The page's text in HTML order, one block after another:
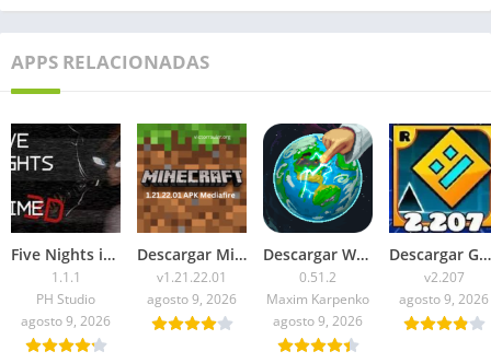
APPS RELACIONADAS
Five Nights in Anime 3D APK 2026 para Android
1.1.1
PH Studio
agosto 9, 2026
Descargar Minecraft 1.21.22.01 APK Mediafire
v1.21.22.01
agosto 9, 2026
Descargar WorldBox Premium APK Todo Desbloqueado 2026
0.51.2
Maxim Karpenko
agosto 9, 2026
Descargar Geometry Dash 2.207 APK 2026 Todo Desbloqueado
v2.207
agosto 9, 2026